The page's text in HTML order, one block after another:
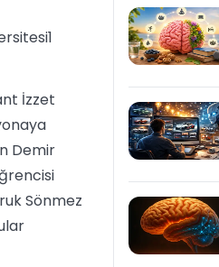
İzzet
Demir
Sönmez